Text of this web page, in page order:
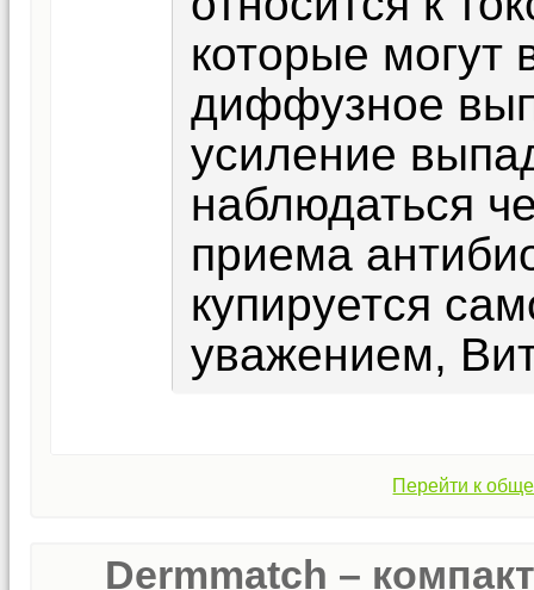
которые могут
диффузное
усиление
наблюдаться
приема
купируется
уважением,
Перейти к
Dermmatch –